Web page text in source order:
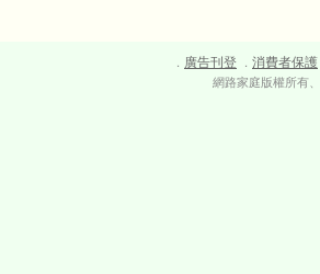
． 廣告刊登 ． 消費者保護
網路家庭版權所有